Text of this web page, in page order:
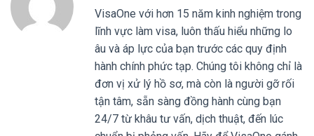
VisaOne với hơn 15 năm kinh nghiệm trong
lĩnh vực làm visa, luôn thấu hiểu những lo
âu và áp lực của bạn trước các quy định
hành chính phức tạp. Chúng tôi không chỉ là
đơn vị xử lý hồ sơ, mà còn là người gỡ rối
tận tâm, sẵn sàng đồng hành cùng bạn
24/7 từ khâu tư vấn, dịch thuật, đến lúc